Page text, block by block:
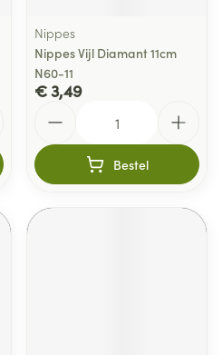
Nippes
Nippes Vijl Diamant 11cm
N60-11
€ 3,49
Bestel